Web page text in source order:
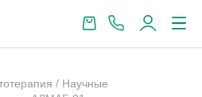
/ Научные